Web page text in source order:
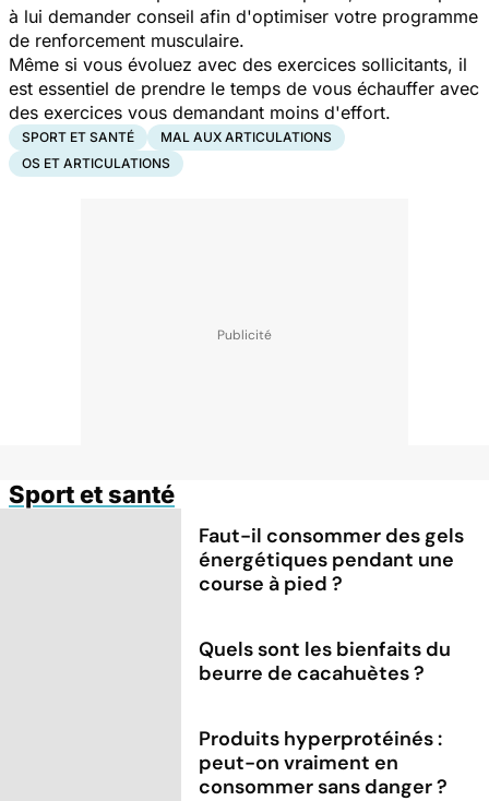
à lui demander conseil afin d'optimiser votre programme
de renforcement musculaire.
Même si vous évoluez avec des exercices sollicitants, il
est essentiel de prendre le temps de vous échauffer avec
des exercices vous demandant moins d'effort.
SPORT ET SANTÉ
MAL AUX ARTICULATIONS
OS ET ARTICULATIONS
Sport et santé
Faut-il consommer des gels
énergétiques pendant une
course à pied ?
Quels sont les bienfaits du
beurre de cacahuètes ?
Produits hyperprotéinés :
peut-on vraiment en
consommer sans danger ?